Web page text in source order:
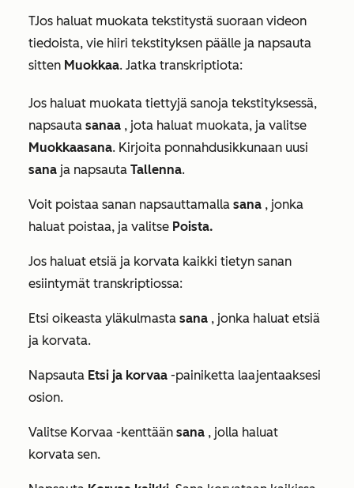
TJos haluat muokata tekstitystä suoraan videon
tiedoista, vie hiiri tekstityksen päälle ja napsauta
sitten Muokkaa. Jatka transkriptiota:
Jos haluat muokata tiettyjä sanoja tekstityksessä,
napsauta sanaa , jota haluat muokata, ja valitse
Muokkaasana. Kirjoita ponnahdusikkunaan uusi
sana ja napsauta Tallenna.
Voit poistaa sanan napsauttamalla sana , jonka
haluat poistaa, ja valitse Poista.
Jos haluat etsiä ja korvata kaikki tietyn sanan
esiintymät transkriptiossa:
Etsi oikeasta yläkulmasta sana , jonka haluat etsiä
ja korvata.
Napsauta Etsi ja korvaa -painiketta laajentaaksesi
osion.
Valitse Korvaa -kenttään sana , jolla haluat
korvata sen.